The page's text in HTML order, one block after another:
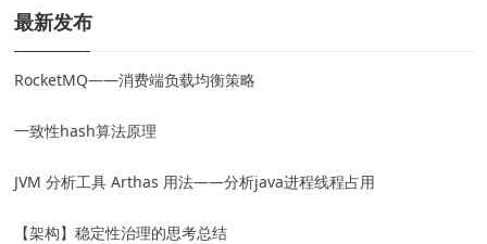
最新发布
RocketMQ——消费端负载均衡策略
一致性hash算法原理
JVM 分析工具 Arthas 用法——分析java进程线程占用
【架构】稳定性治理的思考总结